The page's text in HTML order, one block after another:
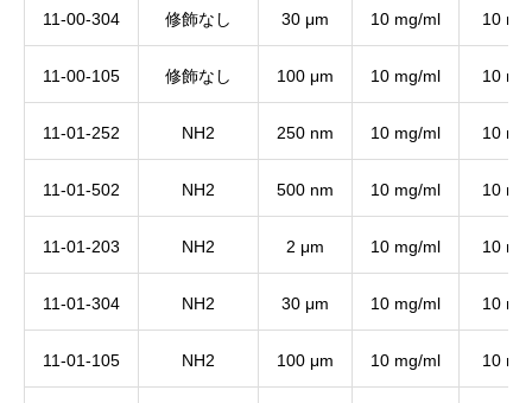
11-00-304 修飾なし 30 μm 10 mg/ml 10 ml
11-00-105 修飾なし 100 μm 10 mg/ml 10 ml
11-01-252 NH2 250 nm 10 mg/ml 10 ml
11-01-502 NH2 500 nm 10 mg/ml 10 ml
11-01-203 NH2 2 μm 10 mg/ml 10 ml
11-01-304 NH2 30 μm 10 mg/ml 10 ml
11-01-105 NH2 100 μm 10 mg/ml 10 ml